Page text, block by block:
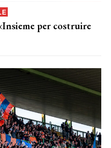
per costruire